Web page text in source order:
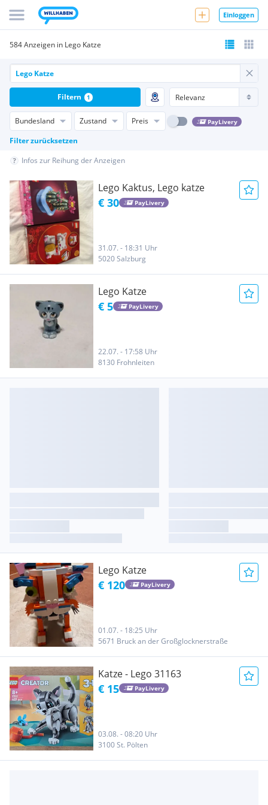
Einloggen
584 Anzeigen in Lego Katze
Bundesland Zustand Preis PayLivery
Filter zurücksetzen
Filtern 1
Infos zur Reihung der Anzeigen
Lego Kaktus, Lego katze
€ 30 PayLivery
31.07. - 18:31 Uhr
5020 Salzburg
Lego Katze
€ 5 PayLivery
22.07. - 17:58 Uhr
8130 Frohnleiten
Lego Katze
€ 120 PayLivery
01.07. - 18:25 Uhr
5671 Bruck an der Großglocknerstraße
Katze - Lego 31163
€ 15 PayLivery
03.08. - 08:20 Uhr
3100 St. Pölten